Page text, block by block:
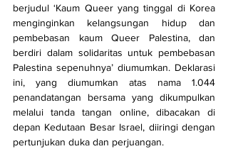
berjudul ‘Kaum Queer yang tinggal di Korea
menginginkan kelangsungan hidup dan
pembebasan kaum Queer Palestina, dan
berdiri dalam solidaritas untuk pembebasan
Palestina sepenuhnya’ diumumkan. Deklarasi
ini, yang diumumkan atas nama 1.044
penandatangan bersama yang dikumpulkan
melalui tanda tangan online, dibacakan di
depan Kedutaan Besar Israel, diiringi dengan
pertunjukan duka dan perjuangan.